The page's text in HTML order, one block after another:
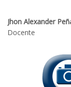
Jhon Alexander
Docente